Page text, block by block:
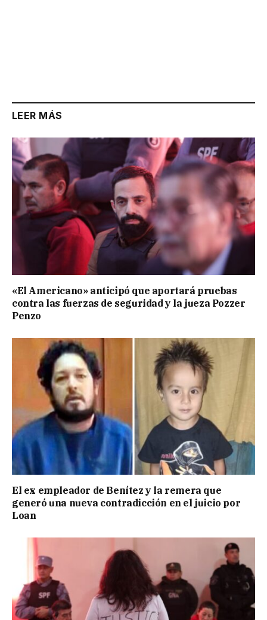
LEER MÁS
«El Americano» anticipó que aportará pruebas
contra las fuerzas de seguridad y la jueza Pozzer
Penzo
El ex empleador de Benítez y la remera que
generó una nueva contradicción en el juicio por
Loan